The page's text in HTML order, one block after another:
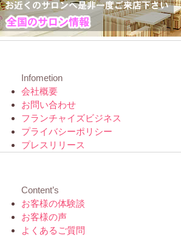
Infometion
会社概要
お問い合わせ
フランチャイズビジネス
プライバシーポリシー
プレスリリース
Content’s
お客様の体験談
お客様の声
よくあるご質問